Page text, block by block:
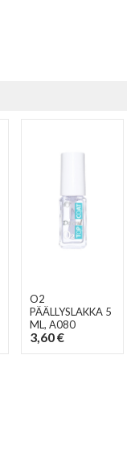
O2
PÄÄLLYSLAKKA 5
ML, A080
3,60 €